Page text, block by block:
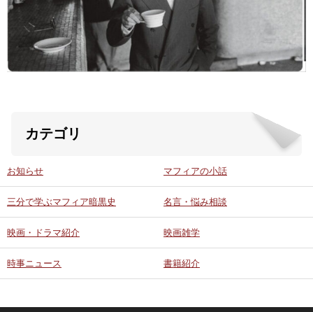
ABOUT US
当店の紹介
お問い合わせ
カテゴリ
お知らせ マフィアの小話
三分で学ぶマフィア暗黒史 名言・悩み相談
映画・ドラマ紹介 映画雑学
時事ニュース 書籍紹介